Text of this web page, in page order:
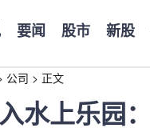
要闻 股市 新股
公司 > 正文
水上乐园